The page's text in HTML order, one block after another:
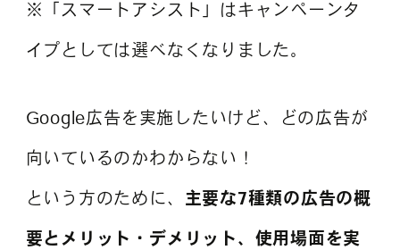
※「スマートアシスト」はキャンペーンタ
イプとしては選べなくなりました。
Google広告を実施したいけど、どの広告が
向いているのかわからない！
という方のために、 主要な7種類の広告の概
要とメリット・デメリット、使用場面を実